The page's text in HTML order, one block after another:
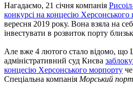
Нагадаємо, 21 січня компанія
конкурсі на концесію Херсонського
вересня 2019 року. Вона взяла на
інвестувати в розвиток порту
Але вже 4 лютого стало відомо, що
адміністративний суд Києва
концесію Херсонського морпорту
Спеціальна компанія Морський